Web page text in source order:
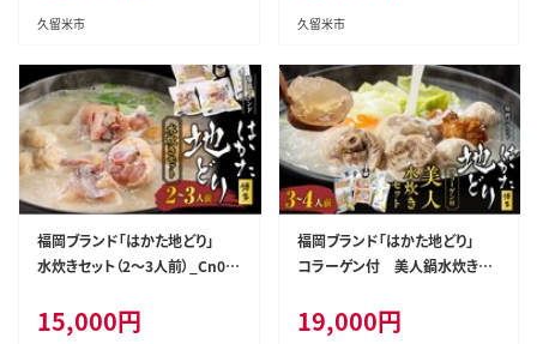
久留米市 久留米市
福岡ブランド「はかた地どり」
水炊きセット（2～3人前）_Cn00
15,000円
福岡ブランド「はかた地どり」
コラーゲン付 美人鍋水炊きセ
19,000円